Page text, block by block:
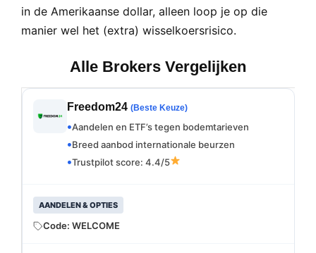
in de Amerikaanse dollar, alleen loop je op die
manier wel het (extra) wisselkoersrisico.
Alle Brokers Vergelijken
Freedom24 (Beste Keuze)
Aandelen en ETF’s tegen bodemtarieven
Breed aanbod internationale beurzen
Trustpilot score: 4.4/5
AANDELEN & OPTIES
Code: WELCOME